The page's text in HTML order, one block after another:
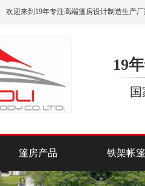
欢迎来到19年专注高端篷房设计制造生产厂
19
篷房产品 铁架帐篷